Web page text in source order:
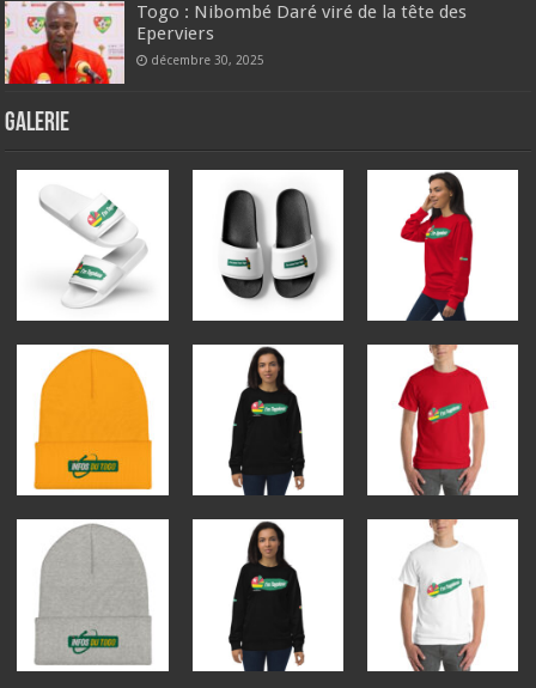
Togo : Nibombé Daré viré de la tête des
Eperviers
décembre 30, 2025
GALERIE